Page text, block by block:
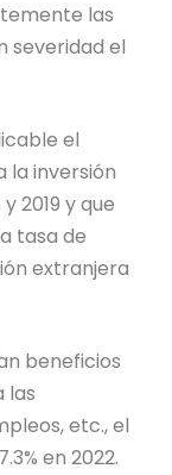
las
severidad el
el
la inversión
2019 y que
tasa de
extranjera
beneficios
las
etc., el
en 2022.